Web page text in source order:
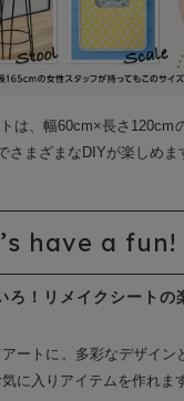
は、幅60cm×長さ120cm
さまざまなDIYが楽しめま
have a fun!
ろ！リメイクシートの
ートに。多彩なデザイン
に入りアイテムを作れま